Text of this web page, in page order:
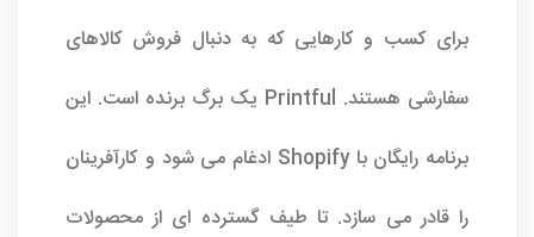
برای کسب و کارهایی که به دنبال فروش کالاهای
سفارشی هستند. Printful یک برگ برنده است. این
برنامه رایگان با Shopify ادغام می شود و کارآفرینان
را قادر می سازد. تا طیف گسترده ای از محصولات